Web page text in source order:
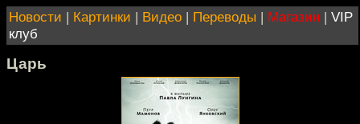
Новости | Картинки | Видео | Переводы | Магазин | VIP
клуб
Царь